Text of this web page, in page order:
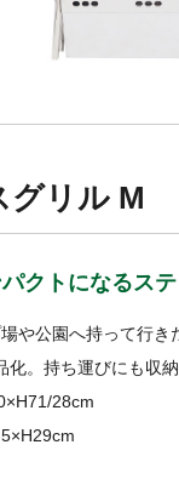
グリル M
クトになるス
場や公園へ持って行
化。持ち運びにも収
28cm